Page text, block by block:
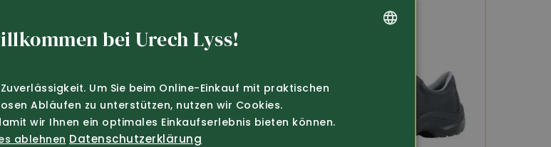
bei Urech Lyss!
Um Sie beim Online-Einkauf mit praktischen
Abläufen zu unterstützen, nutzen wir Cookies.
wir Ihnen ein optimales Einkaufserlebnis bieten können.
ablehnen Datenschutzerklärung